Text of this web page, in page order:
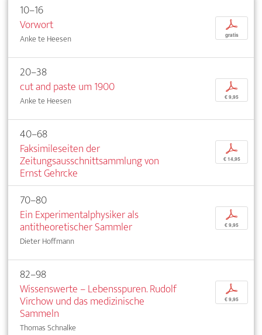
10–16
Vorwort
Anke te Heesen
p
gratis
20–38
cut and paste um 1900
Anke te Heesen
p
€ 9,95
40–68
Faksimileseiten der
Zeitungsausschnittsammlung von
Ernst Gehrcke
p
€ 14,95
70–80
Ein Experimentalphysiker als
antitheoretischer Sammler
Dieter Hoffmann
p
€ 9,95
82–98
Wissenswerte – Lebensspuren. Rudolf
Virchow und das medizinische
Sammeln
Thomas Schnalke
p
€ 9,95